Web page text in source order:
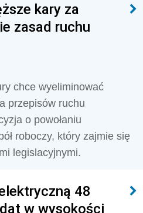
kary za
zasad ruchu
chce wyeliminować
przepisów ruchu
o powołaniu
roboczy, który zajmie się
legislacyjnymi.
48
w wysokości